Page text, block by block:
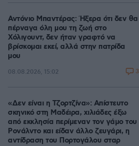
Αντόνιο Μπαντέρας: Ήξερα ότι δεν θα
πέρναγα όλη μου τη ζωή στο
Χόλιγουντ, δεν ήταν γραφτό να
βρίσκομαι εκεί, αλλά στην πατρίδα
μου
08.08.2026, 15:02 3
«Δεν είναι η Τζορτζίνα»: Απίστευτο
σκηνικό στη Μαδέιρα, χιλιάδες έξω
από εκκλησία περίμεναν τον γάμο του
Ρονάλντο και είδαν άλλο ζευγάρι, η
αντίδραση του Πορτογάλου σταρ